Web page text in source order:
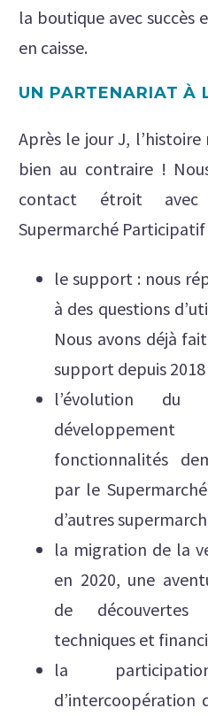
la boutique avec succès
en caisse.
UN PARTENARIAT À
Après le jour J, l’histoire
bien au contraire !
contact étroit
Supermarché Participatif
le support : nous
à des questions
Nous avons déjà
support depuis 2018
l’évolution du
fonctionnalités
par le
d’autres
la migration de la
en 2020, une
de
techniques et
la
d’intercoopération